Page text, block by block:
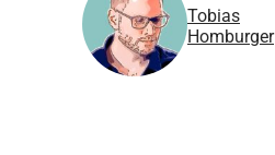
Tobias
Homburger